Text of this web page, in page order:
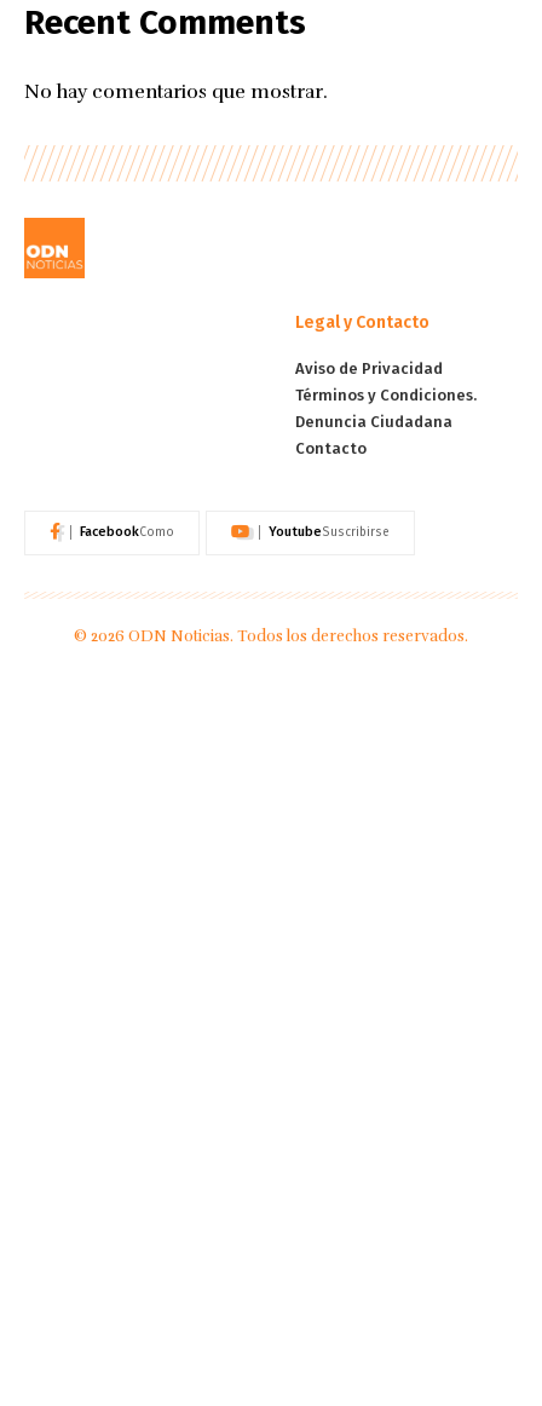
Recent Comments
No hay comentarios que mostrar.
Legal y Contacto
Aviso de Privacidad
Términos y Condiciones.
Denuncia Ciudadana
Contacto
FacebookComo YoutubeSuscribirse
© 2026 ODN Noticias. Todos los derechos reservados.